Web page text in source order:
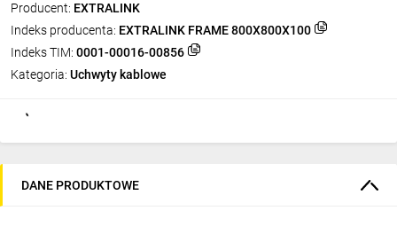
Producent: EXTRALINK
Indeks producenta: EXTRALINK FRAME 800X800X100
Indeks TIM: 0001-00016-00856
Kategoria: Uchwyty kablowe
DANE PRODUKTOWE